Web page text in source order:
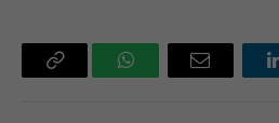
لينكدإن
البريد
واتساب Copy